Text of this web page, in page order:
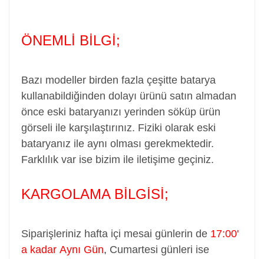
ÖNEMLİ BİLGİ;
Bazı modeller birden fazla çeşitte batarya
kullanabildiğinden dolayı ürünü satın almadan
önce eski bataryanızı yerinden söküp ürün
görseli ile karşılaştırınız. Fiziki olarak eski
bataryanız ile aynı olması gerekmektedir.
Farklılık var ise bizim ile iletişime geçiniz.
KARGOLAMA BİLGİSİ;
Siparişleriniz hafta içi mesai günlerin de 17:00'
a kadar Aynı Gün, Cumartesi günleri ise